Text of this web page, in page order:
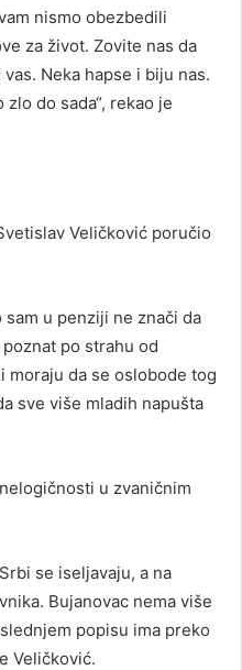
nismo obezbedili
za život. Zovite nas da
Neka hapse i biju nas.
do sada“, rekao je
Veličković poručio
sam u penziji ne znači da
po strahu od
moraju da se oslobode tog
sve više mladih napušta
u zvaničnim
se iseljavaju, a na
Bujanovac nema više
popisu ima preko
Veličković.